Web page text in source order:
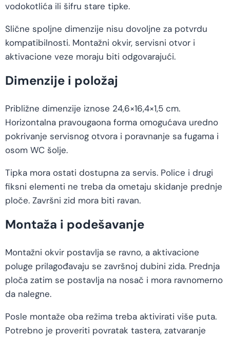
vodokotlića ili šifru stare tipke.
Slične spoljne dimenzije nisu dovoljne za potvrdu
kompatibilnosti. Montažni okvir, servisni otvor i
aktivacione veze moraju biti odgovarajući.
Dimenzije i položaj
Približne dimenzije iznose 24,6×16,4×1,5 cm.
Horizontalna pravougaona forma omogućava uredno
pokrivanje servisnog otvora i poravnanje sa fugama i
osom WC šolje.
Tipka mora ostati dostupna za servis. Police i drugi
fiksni elementi ne treba da ometaju skidanje prednje
ploče. Završni zid mora biti ravan.
Montaža i podešavanje
Montažni okvir postavlja se ravno, a aktivacione
poluge prilagođavaju se završnoj dubini zida. Prednja
ploča zatim se postavlja na nosač i mora ravnomerno
da nalegne.
Posle montaže oba režima treba aktivirati više puta.
Potrebno je proveriti povratak tastera, zatvaranje